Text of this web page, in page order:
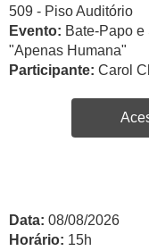
509 - Piso Auditório
Evento: Bate-Papo
"Apenas Humana"
Participante: Carol
Data: 08/08/2026
Horário: 15h